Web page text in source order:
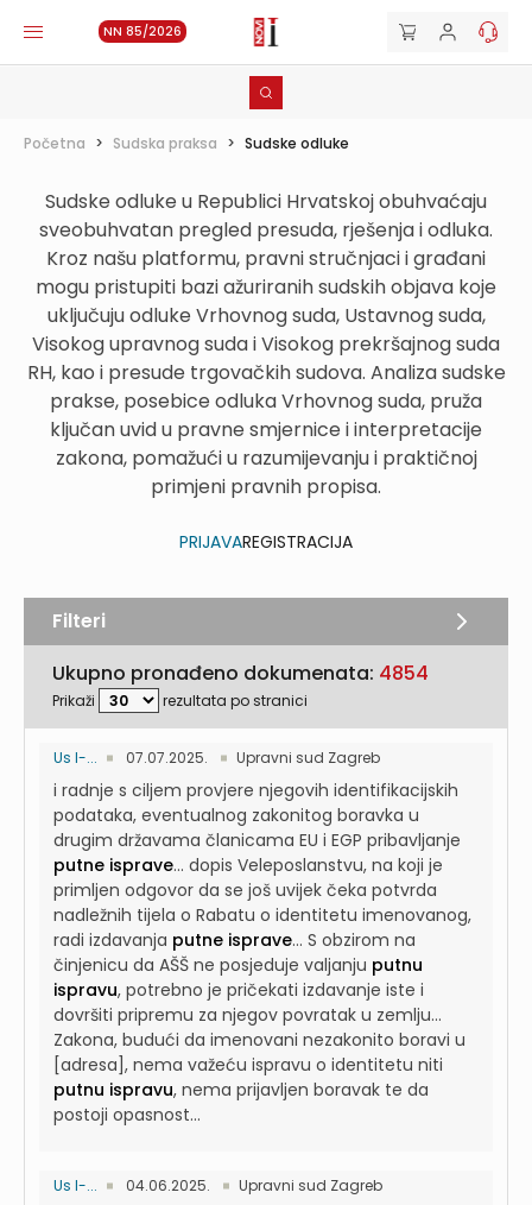
NN 85/2026
Početna > Sudska praksa > Sudske odluke
Sudske odluke u Republici Hrvatskoj obuhvaćaju
sveobuhvatan pregled presuda, rješenja i odluka.
Kroz našu platformu, pravni stručnjaci i građani
mogu pristupiti bazi ažuriranih sudskih objava koje
uključuju odluke Vrhovnog suda, Ustavnog suda,
Visokog upravnog suda i Visokog prekršajnog suda
RH, kao i presude trgovačkih sudova. Analiza sudske
prakse, posebice odluka Vrhovnog suda, pruža
ključan uvid u pravne smjernice i interpretacije
zakona, pomažući u razumijevanju i praktičnoj
primjeni pravnih propisa.
PRIJAVAREGISTRACIJA
Ukupno pronađeno dokumenata: 4854
Prikaži rezultata po stranici
Us I-... 07.07.2025. Upravni sud Zagreb
i radnje s ciljem provjere njegovih identifikacijskih
podataka, eventualnog zakonitog boravka u
drugim državama članicama EU i EGP pribavljanje
putne isprave... dopis Veleposlanstvu, na koji je
primljen odgovor da se još uvijek čeka potvrda
nadležnih tijela o Rabatu o identitetu imenovanog,
radi izdavanja putne isprave... S obzirom na
činjenicu da AŠŠ ne posjeduje valjanju putnu
ispravu, potrebno je pričekati izdavanje iste i
dovršiti pripremu za njegov povratak u zemlju...
Zakona, budući da imenovani nezakonito boravi u
[adresa], nema važeću ispravu o identitetu niti
putnu ispravu, nema prijavljen boravak te da
postoji opasnost...
Us I-... 04.06.2025. Upravni sud Zagreb
Filteri